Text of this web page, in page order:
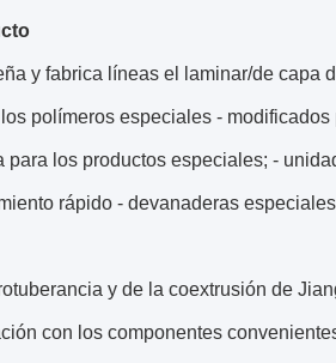
y fabrica líneas el laminar/de capa
polímeros especiales -
para los productos especiales; -
rápido - devanaderas
y de la coextrusión de
con los componentes